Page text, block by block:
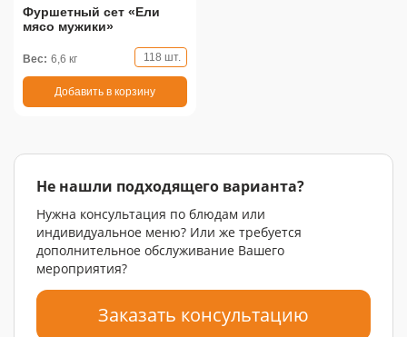
Фуршетный сет «Ели
мясо мужики»
Вес: 6,6 кг 118 шт.
Добавить в корзину
Не нашли подходящего варианта?
Нужна консультация по блюдам или
индивидуальное меню? Или же требуется
дополнительное обслуживание Вашего
мероприятия?
Заказать консультацию